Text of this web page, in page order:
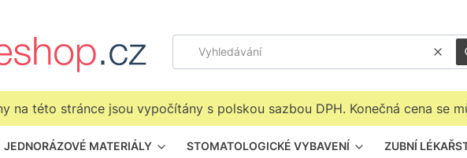
Jasný
na této stránce jsou vypočítány s polskou sazbou DPH. Konečná cena se
JEDNORÁZOVÉ MATERIÁLY STOMATOLOGICKÉ VYBAVENÍ ZUBNÍ